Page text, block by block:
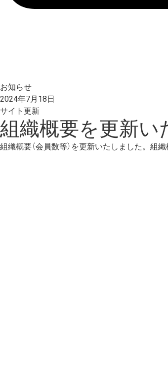
お知らせ
2024年7月18日
サイト更新
組織概要を更新い
組織概要（会員数等）を更新いたしました。組